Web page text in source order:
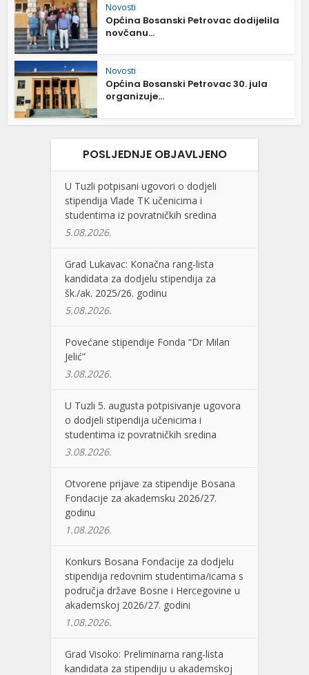
Novosti
Općina Bosanski Petrovac dodijelila
novčanu...
Novosti
Općina Bosanski Petrovac 30. jula
organizuje...
POSLJEDNJE OBJAVLJENO
U Tuzli potpisani ugovori o dodjeli
stipendija Vlade TK učenicima i
studentima iz povratničkih sredina
5.08.2026.
Grad Lukavac: Konačna rang-lista
kandidata za dodjelu stipendija za
šk./ak. 2025/26. godinu
5.08.2026.
Povećane stipendije Fonda “Dr Milan
Jelić”
3.08.2026.
U Tuzli 5. augusta potpisivanje ugovora
o dodjeli stipendija učenicima i
studentima iz povratničkih sredina
3.08.2026.
Otvorene prijave za stipendije Bosana
Fondacije za akademsku 2026/27.
godinu
1.08.2026.
Konkurs Bosana Fondacije za dodjelu
stipendija redovnim studentima/icama s
područja države Bosne i Hercegovine u
akademskoj 2026/27. godini
1.08.2026.
Grad Visoko: Preliminarna rang-lista
kandidata za stipendiju u akademskoj